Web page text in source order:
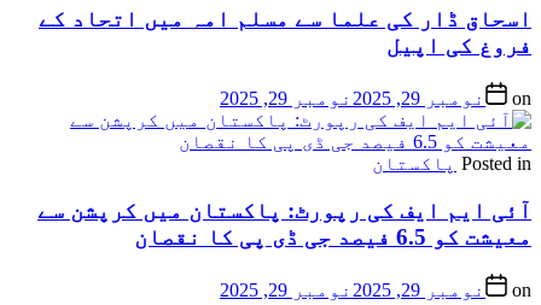
اسحاق ڈار کی علما سے مسلم امہ میں اتحاد کے
فروغ کی اپیل
on نومبر 29, 2025 نومبر 29, 2025
Posted in پاکستان
آئی ایم ایف کی رپورٹ: پاکستان میں کرپشن سے
معیشت کو 6.5 فیصد جی ڈی پی کا نقصان
on نومبر 29, 2025 نومبر 29, 2025